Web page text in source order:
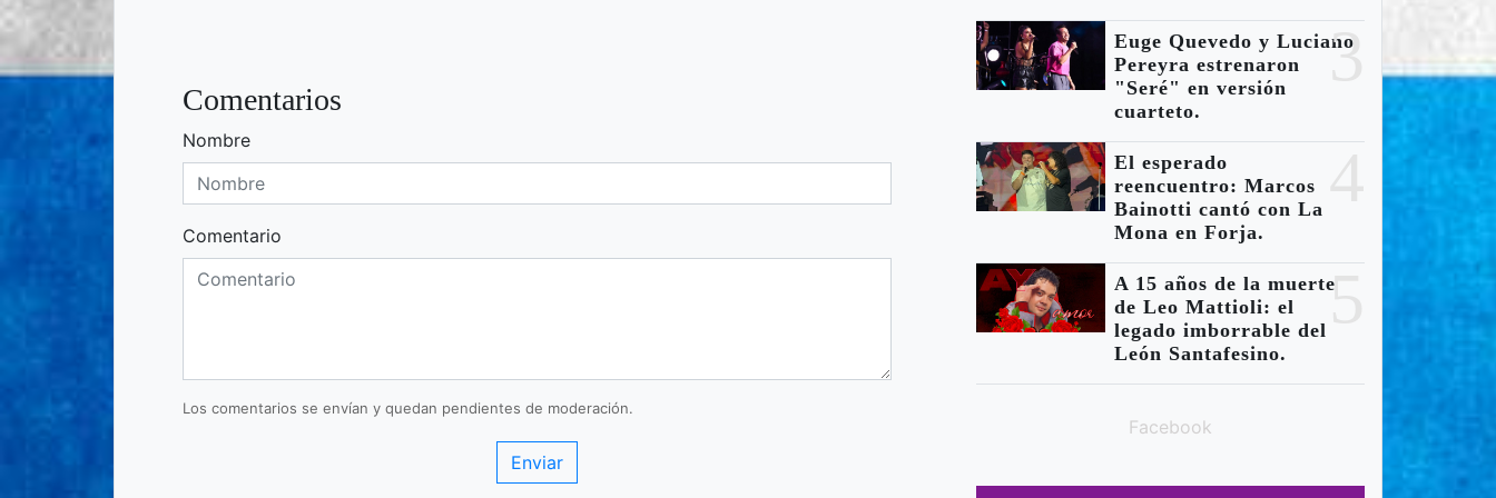
Comentarios
Nombre
Comentario
Los comentarios se envían y quedan pendientes de moderación.
Enviar
3
Euge Quevedo y Luciano
Pereyra estrenaron
"Seré" en versión
cuarteto.
El esperado
reencuentro: Marcos
Bainotti cantó con La
Mona en Forja.
5
A 15 años de la muerte
de Leo Mattioli: el
legado imborrable del
León Santafesino.
Facebook